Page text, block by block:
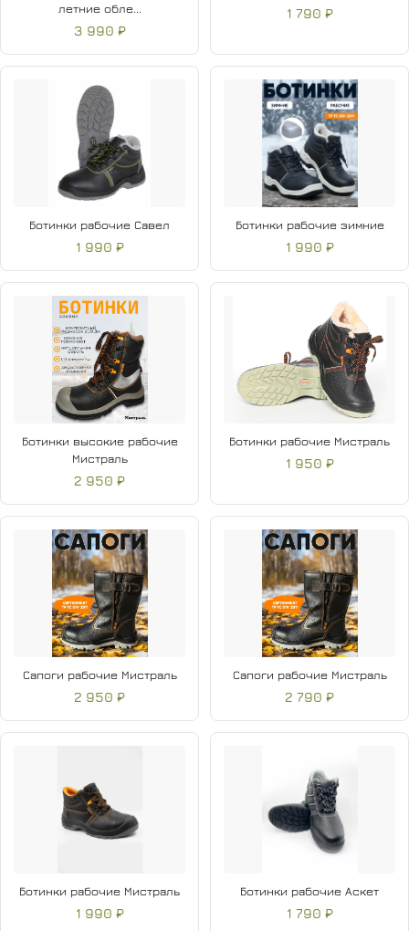
летние обле...
3 990 ₽
1 790 ₽
Ботинки рабочие Савел
1 990 ₽
Ботинки рабочие зимние
1 990 ₽
Ботинки высокие рабочие
Мистраль
2 950 ₽
Ботинки рабочие Мистраль
1 950 ₽
Сапоги рабочие Мистраль
2 950 ₽
Сапоги рабочие Мистраль
2 790 ₽
Ботинки рабочие Мистраль
1 990 ₽
Ботинки рабочие Аскет
1 790 ₽